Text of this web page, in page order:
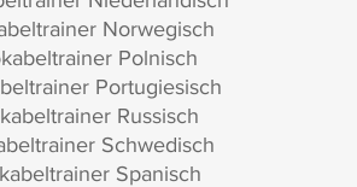
Norwegisch
Polnisch
Portugiesisch
Russisch
Schwedisch
Spanisch